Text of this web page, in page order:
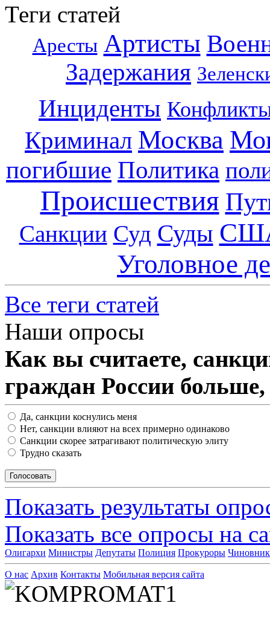
Теги статей
Аресты Артисты
Задержания
Инциденты
Криминал Москва
погибшие Политика
Происшествия
Санкции Суд Суды
Уголовное
Все теги статей
Наши опросы
Как вы считаете,
граждан России
Да, санкции коснулись меня
Нет, санкции влияют на всех примерно одинаково
Санкции скорее затрагивают политическую элиту
Трудно сказать
Показать результаты
Показать все опросы на
Олигархи Министры Депутаты Полиция Прокуроры
О нас Архив Контакты Мобильная версия сайта